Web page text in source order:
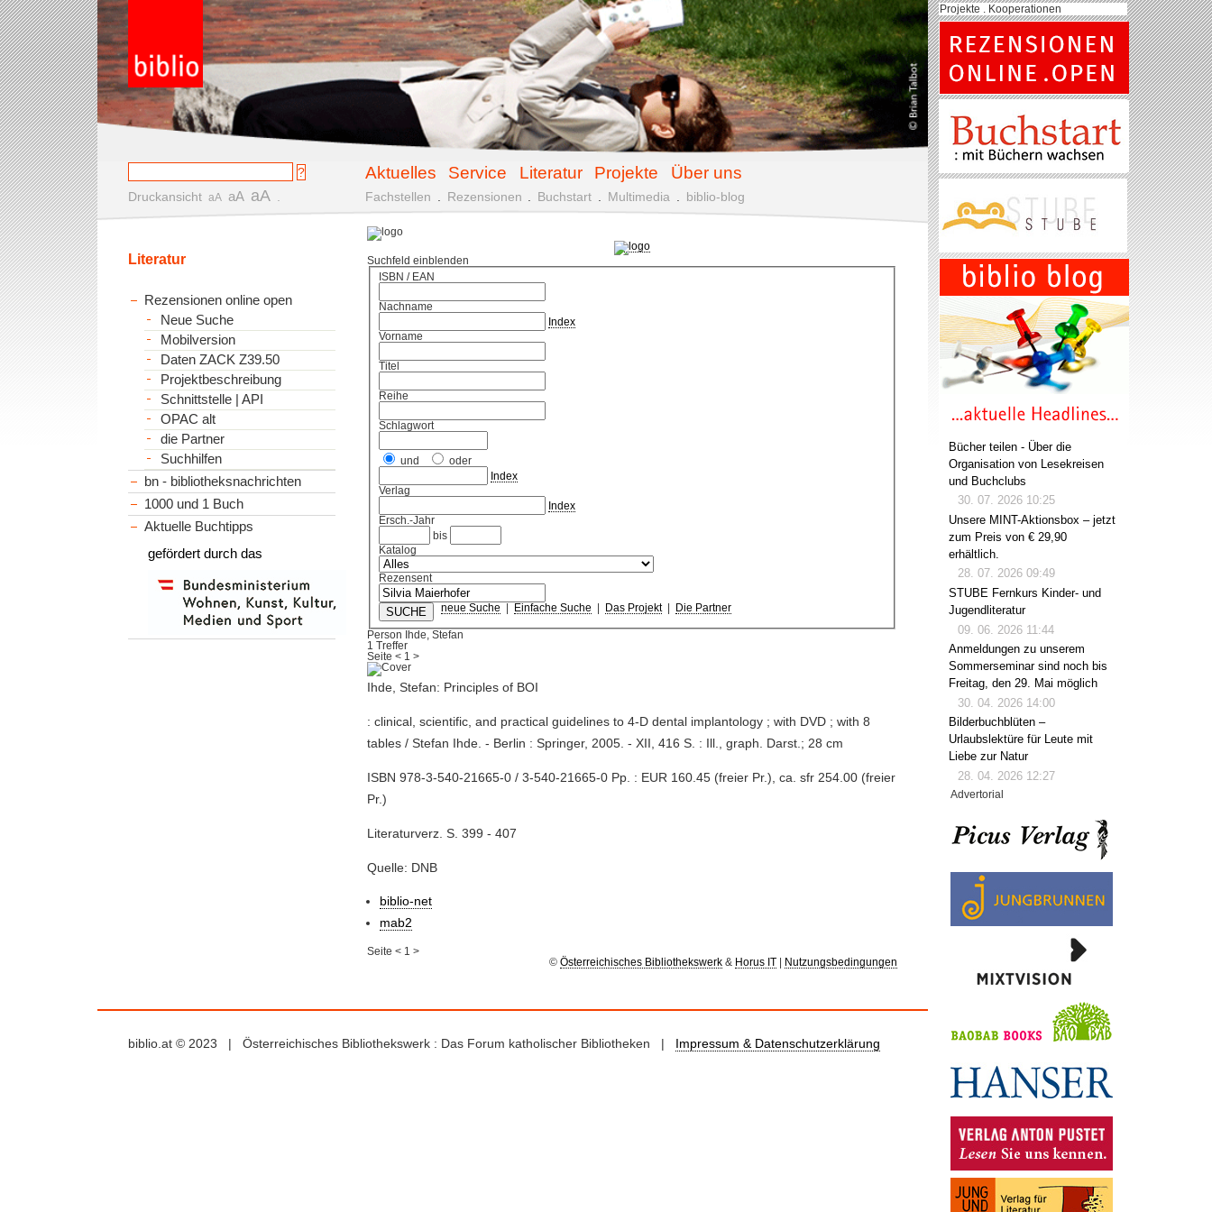
Aktuelles Service Literatur Projekte Über uns
Druckansicht aA aA aA Fachstellen Rezensionen Buchstart Multimedia biblio-blog
Suchfeld einblenden
ISBN / EAN
Nachname
Index
Vorname
Titel
Reihe
Schlagwort
und
oder
Index
Verlag
Index
Ersch.-Jahr
bis
Katalog
Rezensent
neue Suche Einfache Suche Das Projekt| Die Partner
Person Ihde, Stefan
1 Treffer
Seite< 1 >
Ihde, Stefan: Principles of BOI
: clinical, scientific, and practical guidelines to 4-D dental implantology ; with DVD ; with 8
tables / Stefan Ihde. - Berlin : Springer, 2005. - XII, 416 S. : Ill., graph. Darst.; 28 cm
ISBN 978-3-540-21665-0 / 3-540-21665-0 Pp. : EUR 160.45 (freier Pr.), ca. sfr 254.00 (freier
Pr.)
Literaturverz. S. 399 - 407
Quelle: DNB
biblio-net
mab2
Seite< 1 >
© Österreichisches Bibliothekswerk& Horus IT| Nutzungsbedingungen
Literatur
Rezensionen online open
Neue Suche
Mobilversion
Daten ZACK Z39.50
Projektbeschreibung
Schnittstelle | API
OPAC alt
die Partner
Suchhilfen
bn - bibliotheksnachrichten
1000 und 1 Buch
Aktuelle Buchtipps
gefördert durch das
biblio.at © 2023 | Österreichisches Bibliothekswerk : Das Forum katholischer Bibliotheken | Impressum & Datenschutzerklärung
Projekte . Kooperationen
Bücher teilen - Über die
Organisation von Lesekreisen
und Buchclubs
30. 07. 2026 10:25
Unsere MINT-Aktionsbox – jetzt
zum Preis von € 29,90
erhältlich.
28. 07. 2026 09:49
STUBE Fernkurs Kinder- und
Jugendliteratur
09. 06. 2026 11:44
Anmeldungen zu unserem
Sommerseminar sind noch bis
Freitag, den 29. Mai möglich
30. 04. 2026 14:00
Bilderbuchblüten –
Urlaubslektüre für Leute mit
Liebe zur Natur
28. 04. 2026 12:27
Advertorial